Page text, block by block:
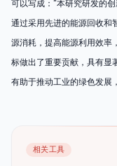
可以写成：“本研究研发的
通过采用先进的能源回收和
源消耗，提高能源利用效率
标做出了重要贡献，具有显
有助于推动工业的绿色发展
相关工具